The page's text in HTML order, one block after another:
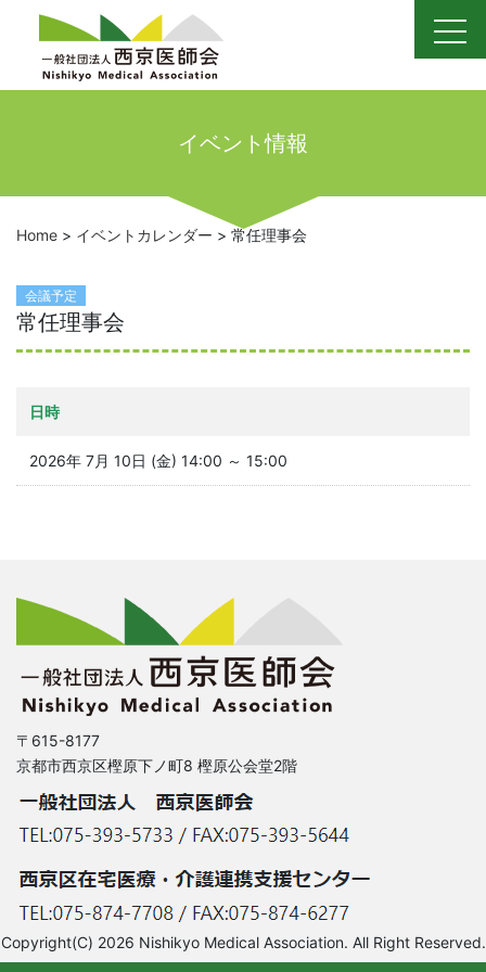
content
イベント情報
Home > イベントカレンダー > 常任理事会
会議予定
常任理事会
日時
2026年 7月 10日 (金) 14:00 ～ 15:00
〒615-8177
京都市西京区樫原下ノ町8 樫原公会堂2階
Copyright(C) 2026 Nishikyo Medical Association. All Right Reserved.